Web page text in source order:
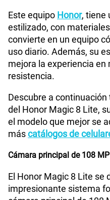
Paga solo
Paga solo
Ver
WiFI
Peso
Bluetooth
Cámara de fotos Principal
Cámara de fotos Frontal
Este equipo Honor, tiene
estilizado, con
convierte en un equipo
uso diario. Además, su
mejora la experiencia en
resistencia.
Descubre a
del Honor Magic 8 Lite,
el modelo que mejor se
máscatálogos de
Cámara principal de 108
El Honor Magic 8 Lite se
impresionante sistema